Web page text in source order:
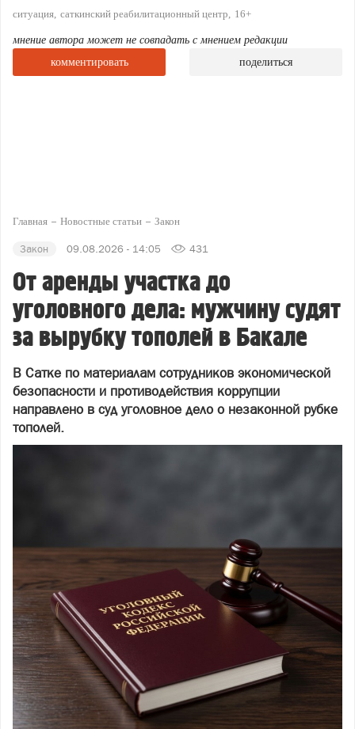
ситуация саткинский реабилитационный центр 16+
мнение автора может не совпадать с мнением редакции
комментировать
поделиться
Главная Новостные статьи Закон
Закон 09.08.2026 - 14:05 431
От аренды участка до
уголовного дела: мужчину судят
за вырубку тополей в Бакале
В Сатке по материалам сотрудников экономической
безопасности и противодействия коррупции
направлено в суд уголовное дело о незаконной рубке
тополей.